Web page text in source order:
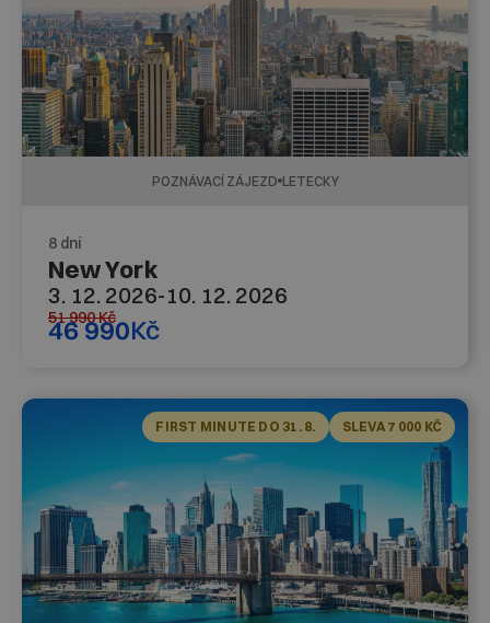
POZNÁVACÍ ZÁJEZD LETECKY
8 dní
New York
3. 12. 2026-10. 12. 2026
51 990Kč
46 990Kč
FIRST MINUTE DO 31. 8. SLEVA 7 000 KČ